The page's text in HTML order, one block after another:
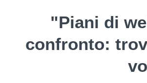
"Piani di
confronto: